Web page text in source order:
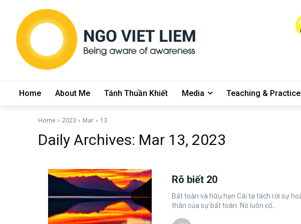
Home About Me Tánh Thuần Khiết Media Teaching & Practice
Home 2023 Mar 13
Daily Archives: Mar 13, 2023
Rõ biết 20
Bất toàn và hữu hạn Cái ta tách rời sự hoàn hảo của pháp nên nó là hiện
thân của sự bất toàn. Nó luôn cố...